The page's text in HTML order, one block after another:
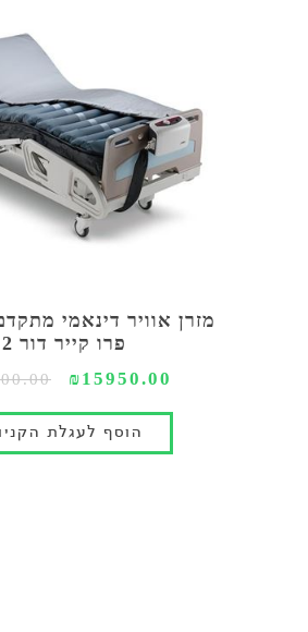
פרו קייר דור 2
₪15950.00